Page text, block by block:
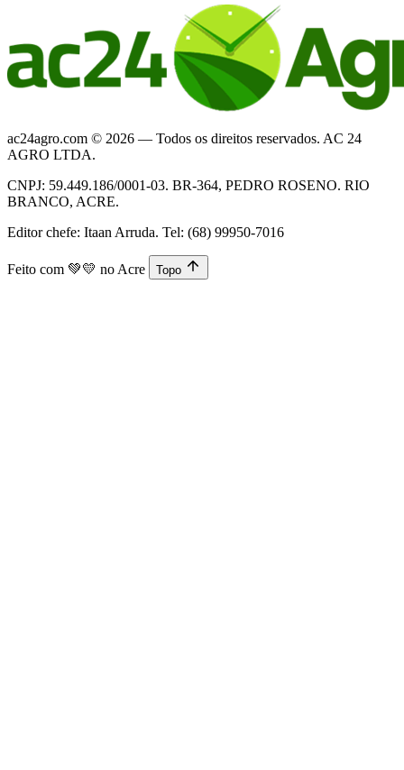
ac24agro.com © 2026 — Todos os direitos reservados. AC 24
AGRO LTDA.
CNPJ: 59.449.186/0001-03. BR-364, PEDRO ROSENO. RIO
BRANCO, ACRE.
Editor chefe: Itaan Arruda. Tel: (68) 99950-7016
Feito com 💚💛 no Acre Topo